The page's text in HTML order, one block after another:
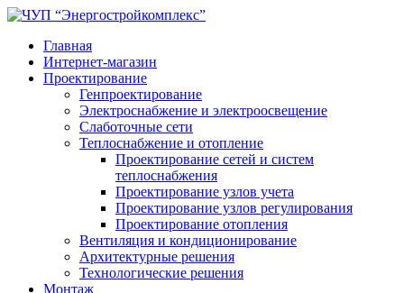
Главная
Интернет-магазин
Проектирование
Генпроектирование
Электроснабжение и электроосвещение
Слаботочные сети
Теплоснабжение и отопление
Проектирование сетей и систем
теплоснабжения
Проектирование узлов учета
Проектирование узлов регулирования
Проектирование отопления
Вентиляция и кондиционирование
Архитектурные решения
Технологические решения
Монтаж